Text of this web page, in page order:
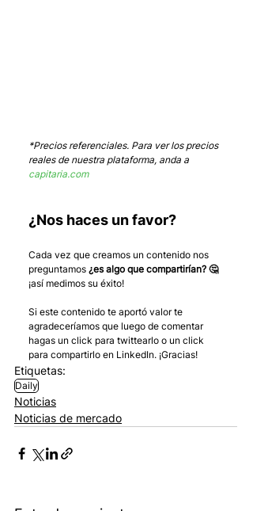
*Precios referenciales. Para ver los precios
reales de nuestra plataforma, anda a
capitaria.com
¿Nos haces un favor?
Cada vez que creamos un contenido nos
preguntamos ¿es algo que compartirían? 🤔
¡así medimos su éxito!
Si este contenido te aportó valor te
agradeceríamos que luego de comentar
hagas un click para twittearlo o un click
para compartirlo en LinkedIn. ¡Gracias!
Etiquetas:
Daily
Noticias
Noticias de mercado